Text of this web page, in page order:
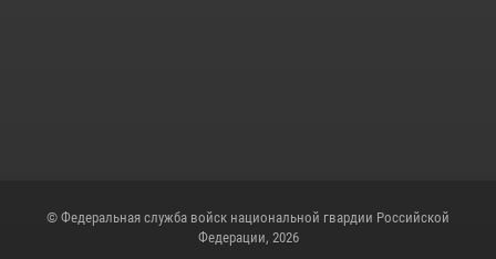
© Федеральная служба войск национальной гвардии Российской
Федерации, 2026